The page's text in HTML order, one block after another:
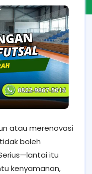
atau merenovasi
boleh
itu
kenyamanan,